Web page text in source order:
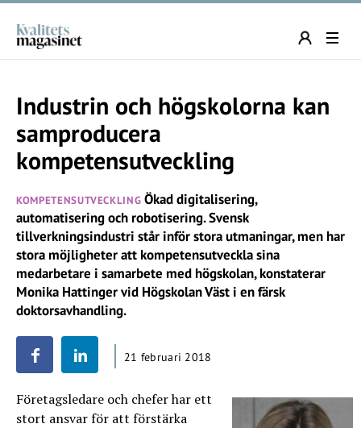
Industrin och högskolorna kan
samproducera
kompetensutveckling
KOMPETENSUTVECKLING Ökad digitalisering,
automatisering och robotisering. Svensk
tillverkningsindustri står inför stora utmaningar, men har
stora möjligheter att kompetensutveckla sina
medarbetare i samarbete med högskolan, konstaterar
Monika Hattinger vid Högskolan Väst i en färsk
doktorsavhandling.
21 februari 2018
Företagsledare och chefer har ett
stort ansvar för att förstärka